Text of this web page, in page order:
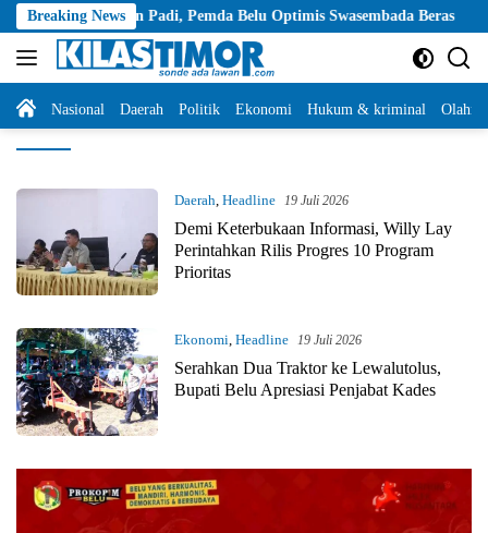
Langsung
ke
konten
Breaking News
Padi, Pemda Belu Optimis Swasembada Beras Musim
HomeNasional Daerah Politik Ekonomi Hukum & kriminal
Daerah, Headline 19 Juli 2026
Demi Keterbukaan Informasi, Willy Lay
Perintahkan Rilis Progres 10 Program
Prioritas
Ekonomi, Headline 19 Juli 2026
Serahkan Dua Traktor ke Lewalutolus,
Bupati Belu Apresiasi Penjabat Kades